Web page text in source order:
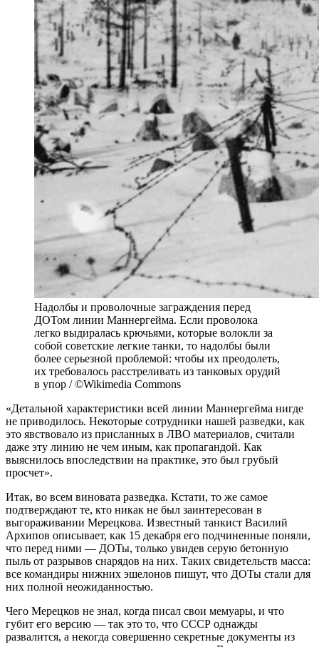
Надолбы и проволочные заграждения перед
ДОТом линии Маннергейма. Если проволока
легко выдиралась крючьями, которые волокли за
собой советские легкие танки, то надолбы были
более серьезной проблемой: чтобы их преодолеть,
их требовалось расстреливать из танковых орудий
в упор / ©Wikimedia Commons
«Детальной характеристики всей линии Маннергейма нигде
не приводилось. Некоторые сотрудники нашей разведки, как
это явствовало из присланных в ЛВО материалов, считали
даже эту линию не чем иным, как пропагандой. Как
выяснилось впоследствии на практике, это был грубый
просчет».
Итак, во всем виновата разведка. Кстати, то же самое
подтверждают те, кто никак не был заинтересован в
выгораживании Мерецкова. Известный танкист Василий
Архипов описывает, как 15 декабря его подчиненные поняли,
что перед ними — ДОТы, только увидев серую бетонную
пыль от разрывов снарядов на них. Таких свидетельств масса:
все командиры нижних эшелонов пишут, что ДОТы стали для
них полной неожиданностью.
Чего Мерецков не знал, когда писал свои мемуары, и что
губит его версию — так это то, что СССР однажды
развалится, а некогда совершенно секретные документы из